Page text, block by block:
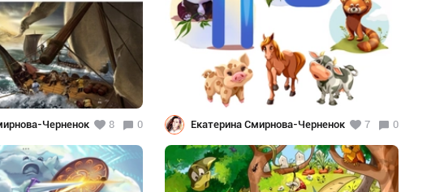
Черненок 8 0 Екатерина Смирнова-Черненок 7 0